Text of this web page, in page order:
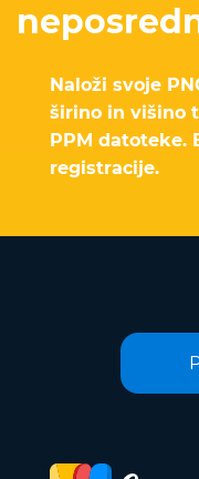
Naloži svoje
širino in višino
PPM datoteke.
registracije.